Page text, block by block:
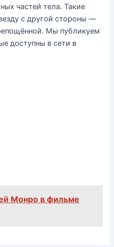
частей тела. Такие
с другой стороны —
Мы публикуем
доступны в сети в
Монро в фильме